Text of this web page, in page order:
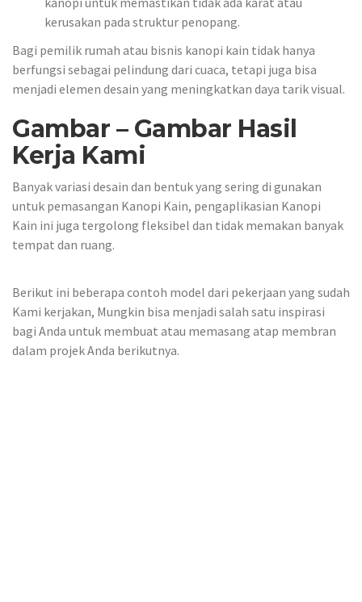
kerusakan pada struktur penopang.
Bagi pemilik rumah atau bisnis kanopi kain tidak hanya
berfungsi sebagai pelindung dari cuaca, tetapi juga bisa
menjadi elemen desain yang meningkatkan daya tarik visual.
Gambar – Gambar Hasil
Kerja Kami
Banyak variasi desain dan bentuk yang sering di gunakan
untuk pemasangan Kanopi Kain, pengaplikasian Kanopi
Kain ini juga tergolong fleksibel dan tidak memakan banyak
tempat dan ruang.
Berikut ini beberapa contoh model dari pekerjaan yang sudah
Kami kerjakan, Mungkin bisa menjadi salah satu inspirasi
bagi Anda untuk membuat atau memasang atap membran
dalam projek Anda berikutnya.